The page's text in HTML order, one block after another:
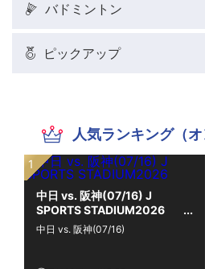
バドミントン
ピックアップ
人気ランキング（オ
中日 vs. 阪神(07/16) J
SPORTS STADIUM2026
中日 vs. 阪神(07/16)